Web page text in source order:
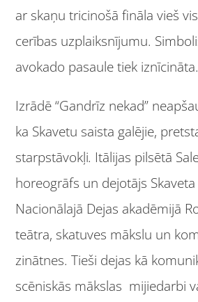
ar skaņu tricinošā fināla vieš
cerības uzplaiksnījumu.
avokado pasaule tiek iznīcināta.
Izrādē “Gandrīz nekad”
ka Skavetu saista galējie,
starpstāvokļi. Itālijas pilsētā
horeogrāfs un dejotājs
Nacionālajā Dejas akadēmijā
teātra, skatuves mākslu un
zinātnes. Tieši dejas kā
scēniskās mākslas mijiedarbi